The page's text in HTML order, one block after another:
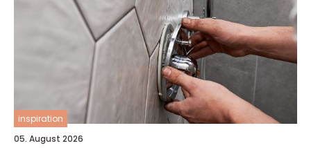
inspiration
05. August 2026